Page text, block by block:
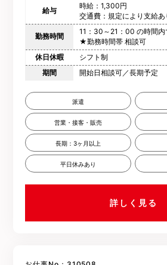
給与
時給：1,300円
交通費：規定により支給あ
勤務時間
11：30～21：00 の時間内
★勤務時間帯 相談可
休日休暇
シフト制
期間
開始日相談可／長期予定
派遣
営業・接客・販売
長期：3ヶ月以上
平日休みあり
詳しく見る